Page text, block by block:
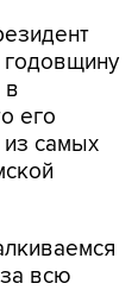
в
его
из самых
всю